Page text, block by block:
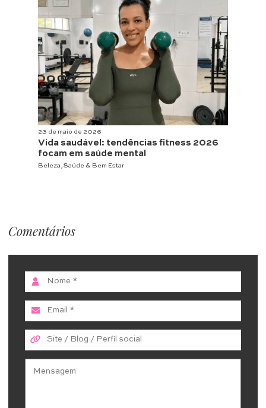
23 de maio de 2026
Vida saudável: tendências fitness 2026
focam em saúde mental
Beleza Saúde & Bem Estar
Comentários